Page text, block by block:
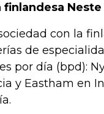
finlandesa
con la
de
por día (bpd):
y Eastham en